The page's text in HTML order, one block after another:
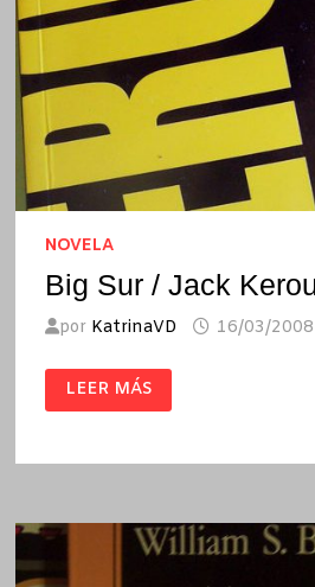
NOVELA
Big Sur / Jack
por KatrinaVD 16/03/2008
BIG
SUR
/
LEER MÁS